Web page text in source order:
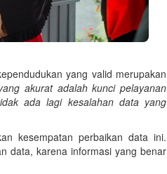
yang valid merupakan
akurat adalah kunci pelayanan
ada lagi kesalahan data yang
kesempatan perbaikan data ini.
data, karena informasi yang benar